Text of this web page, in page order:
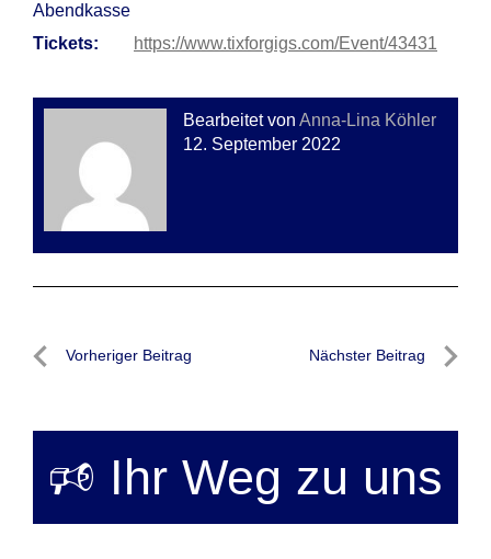
Abendkasse
Tickets:
https://www.tixforgigs.com/Event/43431
Bearbeitet von Anna-Lina Köhler
12. September 2022
Beitragsnavigation
Vorheriger Beitrag Nächster Beitrag
🕫 Ihr Weg zu uns